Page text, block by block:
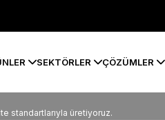
SEKTÖRLER ÇÖZÜMLER
standartlarıyla üretiyoruz.